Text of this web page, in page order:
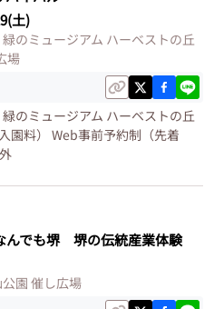
土)
のミュージアム ハーベストの丘
場
のミュージアム ハーベストの丘
園料） Web事前予約制（先着
んでも堺 堺の伝統産業体験
園 催し広場